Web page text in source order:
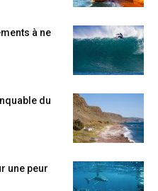
à ne
du
une peur